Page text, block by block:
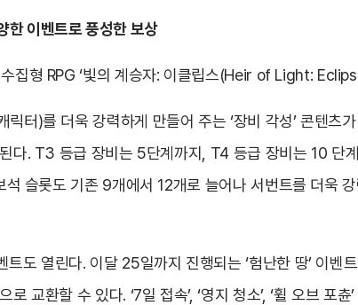
한 이벤트로 풍성한 보상
집형 RPG ‘빛의 계승자: 이클립스(Heir of Light:
릭터)를 더욱 강력하게 만들어 주는 ‘장비 각성’ 콘텐
다. T3 등급 장비는 5단계까지, T4 등급 장비는 10 단
슬롯도 기존 9개에서 12개로 늘어나 서번트를 더욱
도 열린다. 이달 25일까지 진행되는 ‘험난한 땅’ 이벤
교환할 수 있다. ‘7일 접속’, ‘영지 청소’, ‘휠 오브 포